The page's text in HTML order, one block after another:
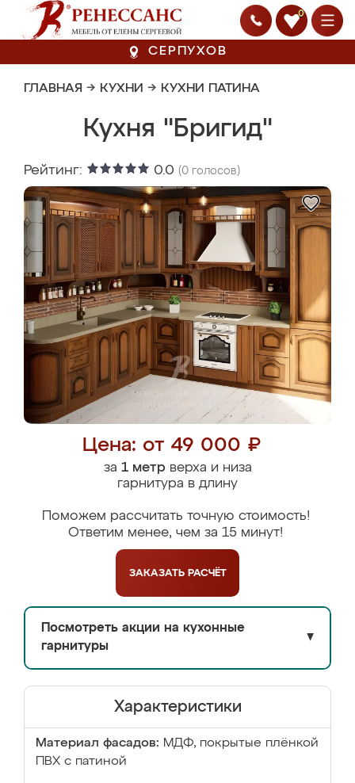
0
СЕРПУХОВ
ГЛАВНАЯ → КУХНИ → КУХНИ ПАТИНА
Кухня "Бригид"
Рейтинг: 0.0 (0 голосов)
Цена: от 49 000 ₽
за 1 метрверха и низа
гарнитура в длину
Поможем рассчитать точную стоимость!
Ответим менее, чем за 15 минут!
ЗАКАЗАТЬ РАСЧЁТ
Посмотреть акции на кухонные
гарнитуры
▼
Характеристики
Материал фасадов: МДФ, покрытые плёнкой
ПВХ с патиной